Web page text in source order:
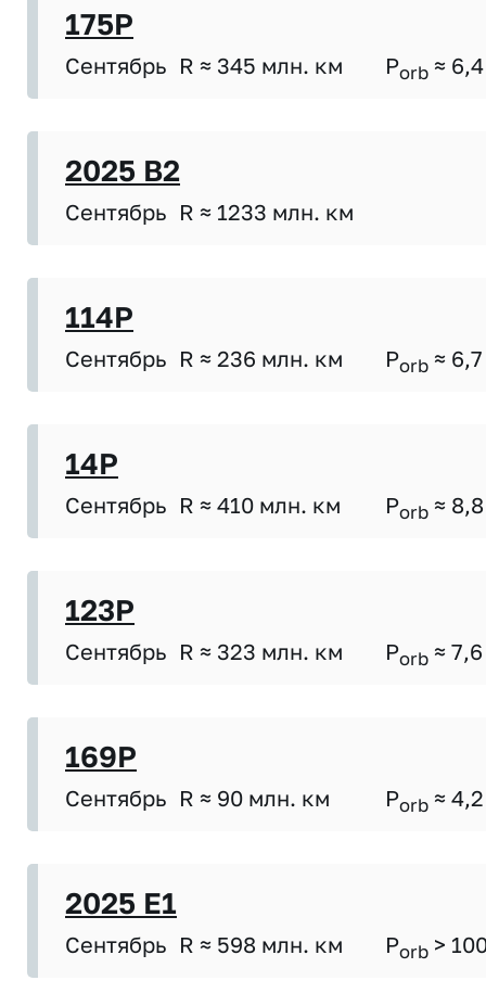
175P
Сентябрь R ≈ 345 млн. км Porb ≈ 6,4
2025 B2
Сентябрь R ≈ 1233 млн. км
114P
Сентябрь R ≈ 236 млн. км Porb ≈ 6,7
14P
Сентябрь R ≈ 410 млн. км Porb ≈ 8,8
123P
Сентябрь R ≈ 323 млн. км Porb ≈ 7,6
169P
Сентябрь R ≈ 90 млн. км Porb ≈ 4,2
2025 E1
Сентябрь R ≈ 598 млн. км Porb >